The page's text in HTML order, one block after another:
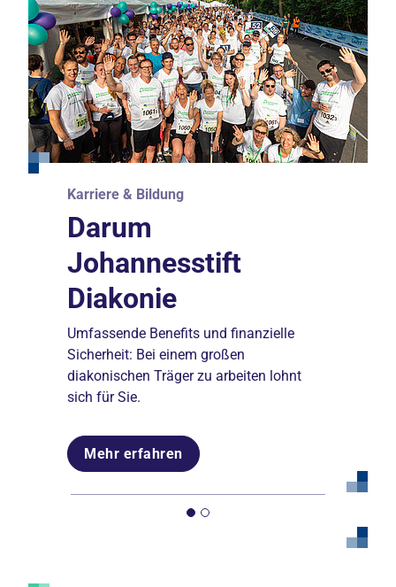
Karriere & Bildung
Darum
Johannesstift
Diakonie
Umfassende Benefits und finanzielle
Sicherheit: Bei einem großen
diakonischen Träger zu arbeiten lohnt
sich für Sie.
Mehr erfahren
Karriere & Bildung
Fort- und
Weiterbildungen
Unsere Akademien eröffnen Ihnen die
weiterzuentwickeln.
Mehr erfahren